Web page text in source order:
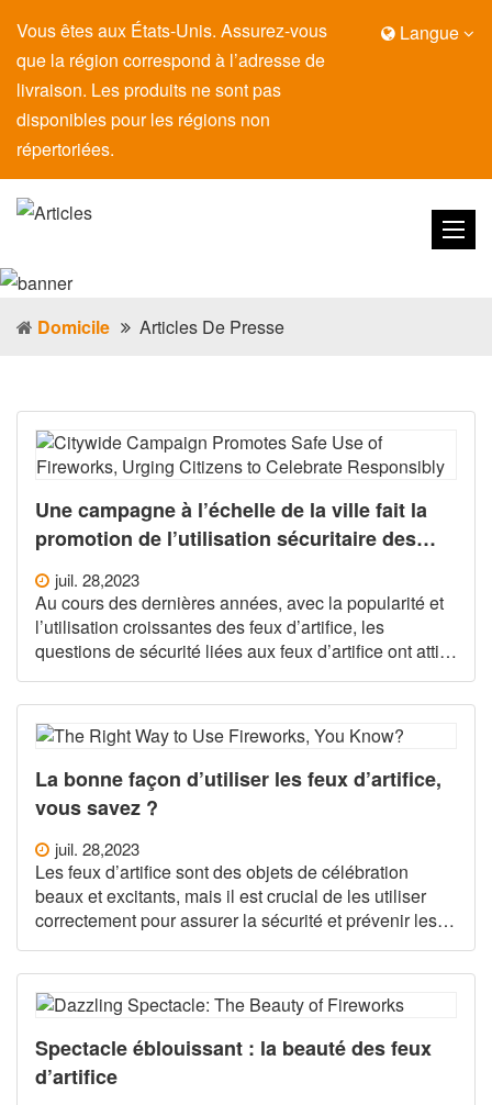
Vous êtes aux États-Unis. Assurez-vous
que la région correspond à l’adresse de
livraison. Les produits ne sont pas
disponibles pour les régions non
répertoriées.
Langue
Domicile Articles De Presse
Une campagne à l’échelle de la ville fait la
promotion de l’utilisation sécuritaire des
feux d’artifice et exhorte les citoyens à
célébrer de manière responsable
juil. 28,2023
Au cours des dernières années, avec la popularité et
l’utilisation croissantes des feux d’artifice, les
questions de sécurité liées aux feux d’artifice ont attiré
l’attention du grand public. Afin de sensibiliser le
public à l’utilisation sécuritaire des feux d’artifice et
d’assurer la sécurité des personnes et des biens, o
La bonne façon d’utiliser les feux d’artifice,
vous savez ?
juil. 28,2023
Les feux d’artifice sont des objets de célébration
beaux et excitants, mais il est crucial de les utiliser
correctement pour assurer la sécurité et prévenir les
incendies. Voici quelques méthodes pour bien utiliser
les feux d’artifice : 1. Choisissez un lieu de tir sûr :
Les feux d’artifice doivent être allumés dans un
endroit
Spectacle éblouissant : la beauté des feux
d’artifice